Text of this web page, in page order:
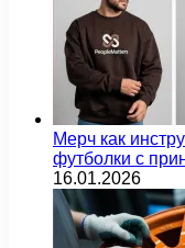
Мерч как
футболки с
16.01.2026